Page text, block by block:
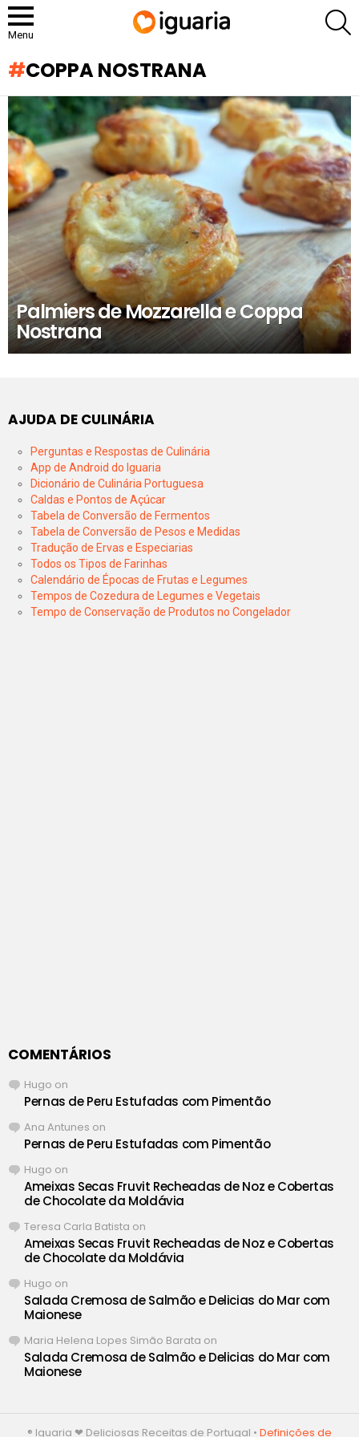
Menu
COPPA NOSTRANA
RECOMENDADOS
Palmiers de Mozzarella e Coppa
Nostrana
AJUDA DE CULINÁRIA
Perguntas e Respostas de Culinária
App de Android do Iguaria
Dicionário de Culinária Portuguesa
Caldas e Pontos de Açúcar
Tabela de Conversão de Fermentos
Tabela de Conversão de Pesos e Medidas
Tradução de Ervas e Especiarias
Todos os Tipos de Farinhas
Calendário de Épocas de Frutas e Legumes
Tempos de Cozedura de Legumes e Vegetais
Tempo de Conservação de Produtos no Congelador
COMENTÁRIOS
Hugo on
Pernas de Peru Estufadas com Pimentão
Ana Antunes on
Pernas de Peru Estufadas com Pimentão
Hugo on
Ameixas Secas Fruvit Recheadas de Noz e Cobertas
de Chocolate da Moldávia
Teresa Carla Batista on
Ameixas Secas Fruvit Recheadas de Noz e Cobertas
de Chocolate da Moldávia
Hugo on
Salada Cremosa de Salmão e Delicias do Mar com
Maionese
Maria Helena Lopes Simão Barata on
Salada Cremosa de Salmão e Delicias do Mar com
Maionese
® Iguaria ❤ Deliciosas Receitas de Portugal • Definições de